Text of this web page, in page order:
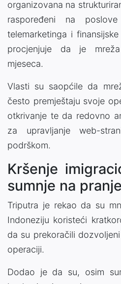
organizovana na
raspoređeni na
telemarketinga i
procjenjuje da je
mjeseca.
Vlasti su saopćile da
često premještaju svoje
otkrivanje te da redovno
za upravljanje web-
podrškom.
Kršenje
sumnje na
Triputra je rekao da su
Indoneziju koristeći
da su prekoračili
operaciji.
Dodao je da su, osim